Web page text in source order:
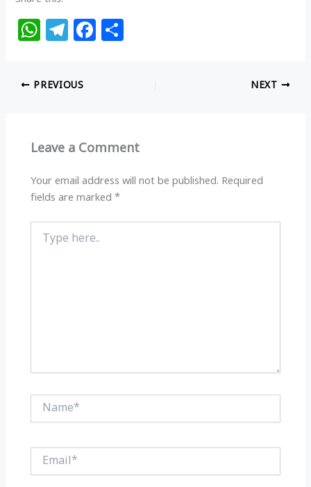
W
at
s
p
T
e
g
m
F
o
k
PREVIOUS NEXT
Leave a Comment
Your email address will not be published. Required
fields are marked*
here..
Name*
Email*